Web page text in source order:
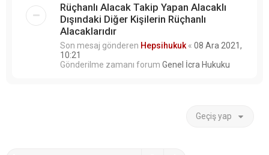
Rüçhanlı Alacak Takip Yapan Alacaklı
Dışındaki Diğer Kişilerin Rüçhanlı
Alacaklarıdır
Son mesaj gönderen Hepsihukuk « 08 Ara 2021,
10:21
Gönderilme zamanı forum Genel İcra Hukuku
Geçiş yap